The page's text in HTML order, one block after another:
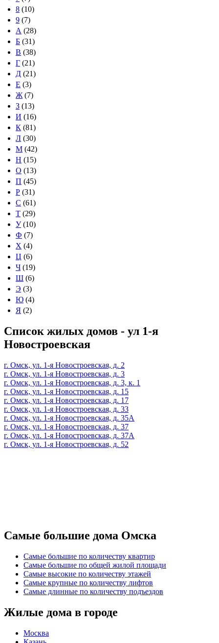
8 (10)
9 (7)
А (28)
Б (31)
В (38)
Г (21)
Д (21)
Е (3)
Ж (7)
З (13)
И (16)
К (81)
Л (30)
М (42)
Н (15)
О (13)
П (45)
Р (31)
С (61)
Т (29)
У(10)
Ф (7)
Х (4)
Ц (6)
Ч (19)
Ш (6)
Э (3)
Ю (4)
Я (2)
Список жилых домов - ул 1-я
Новостроевская
г. Омск, ул. 1-я Новостроевская, д. 2
г. Омск, ул. 1-я Новостроевская, д. 3
г. Омск, ул. 1-я Новостроевская, д. 3, к. 1
г. Омск, ул. 1-я Новостроевская, д. 15
г. Омск, ул. 1-я Новостроевская, д. 17
г. Омск, ул. 1-я Новостроевская, д. 33
г. Омск, ул. 1-я Новостроевская, д. 35А
г. Омск, ул. 1-я Новостроевская, д. 37
г. Омск, ул. 1-я Новостроевская, д. 37А
г. Омск, ул. 1-я Новостроевская, д. 52
Самые большие дома Омска
Самые большие по количеству квартир
Самые большие по общей жилой площади
Самые высокие по количеству этажей
Самые крупные по количеству лифтов
Самые длинные по количеству подъездов
Жилые дома в городе
Москва